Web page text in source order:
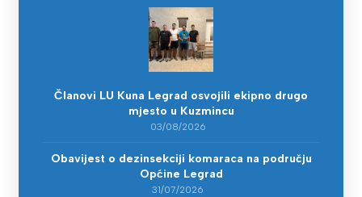
Članovi LU Kuna Legrad osvojili ekipno drugo
mjesto u Kuzmincu
03/08/2026
Obavijest o dezinsekciji komaraca na području
Općine Legrad
31/07/2026